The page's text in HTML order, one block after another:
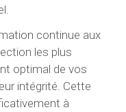
continue aux
les plus
optimal de vos
intégrité. Cette
à